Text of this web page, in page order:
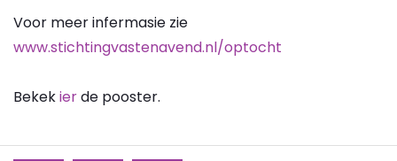
Voor meer infermasie zie
www.stichtingvastenavend.nl/optocht
Bekekierde pooster.